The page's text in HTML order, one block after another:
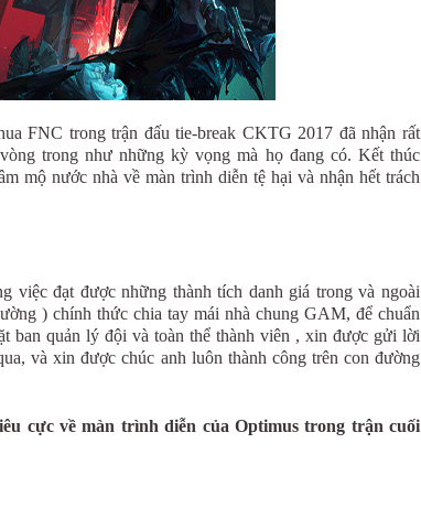
FNC trong trận đấu tie-break CKTG 2017 đã nhận rất
trong như những kỳ vọng mà họ đang có. Kết thúc
mộ nước nhà về màn trình diễn tệ hại và nhận hết trách
việc đạt được những thành tích danh giá trong và ngoài
) chính thức chia tay mái nhà chung GAM, để chuẩn
ban quản lý đội và toàn thể thành viên , xin được gửi lời
và xin được chúc anh luôn thành công trên con đường
cực về màn trình diễn của Optimus trong trận cuối